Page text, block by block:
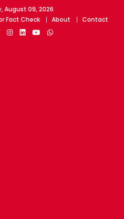
August 09, 2026
Fact Check About Contact